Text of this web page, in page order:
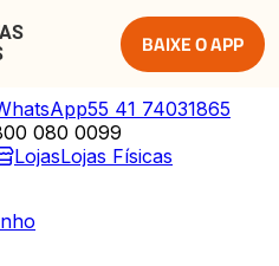
BAIXE O APP
55 41 74031865
080 0099
LojasLojas Físicas